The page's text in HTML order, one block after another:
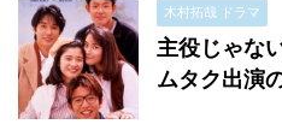
木村拓哉 ドラマ
主役じゃな
ムタク出演